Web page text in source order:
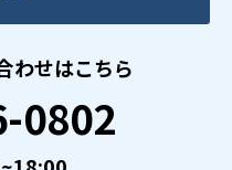
わせはこちら
0802